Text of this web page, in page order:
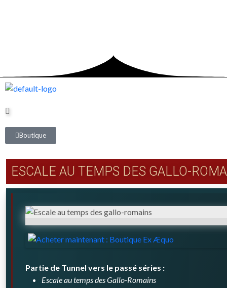
Boutique
ESCALE AU TEMPS DES GALLO-
Partie de Tunnel vers le passé séries :
Escale au temps des Gallo-Romains